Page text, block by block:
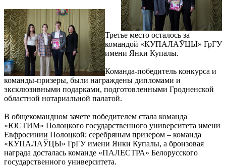
Третье место осталось за
командой «КУПАЛАЎЦЫ» ГрГУ
имени Янки Купалы.
Команда-победитель конкурса и
команды-призеры, были награждены дипломами и
эксклюзивными подарками, подготовленными Гродненской
областной нотариальной палатой.
В общекомандном зачете победителем стала команда
«ЮСТИМ» Полоцкого государственного университета имени
Евфросинии Полоцкой; серебряным призером – команда
«КУПАЛАЎЦЫ» ГрГУ имени Янки Купалы, а бронзовая
награда досталась команде «ПАЛЕСТРА» Белорусского
государственного университета.